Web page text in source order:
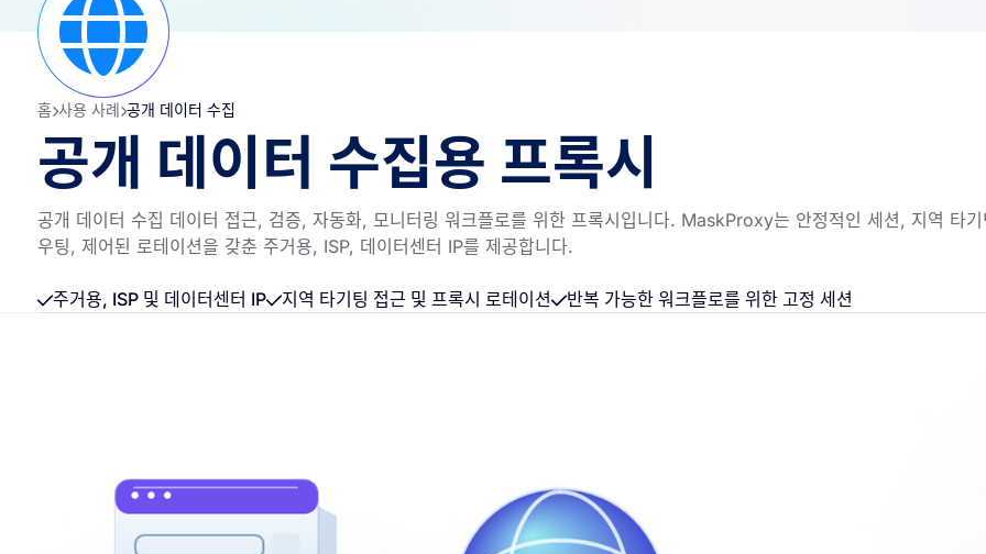
홈 사용 사례 공개 데이터 수집
공개 데이터 수집용 프록시
공개 데이터 수집 데이터 접근, 검증, 자동화, 모니터링 워크플로를 위한 프록시입니다. MaskProxy는 안정적인 세션, 지역 타
우팅, 제어된 로테이션을 갖춘 주거용, ISP, 데이터센터 IP를 제공합니다.
주거용, ISP 및 데이터센터 IP 지역 타기팅 접근 및 프록시 로테이션 반복 가능한 워크플로를 위한 고정 세션